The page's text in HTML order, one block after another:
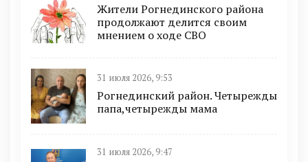
Жители Рогнединского района
продолжают делится своим
мнением о ходе СВО
31 июля 2026, 9:53
Рогнединский район. Четырежды
папа,четырежды мама
31 июля 2026, 9:47